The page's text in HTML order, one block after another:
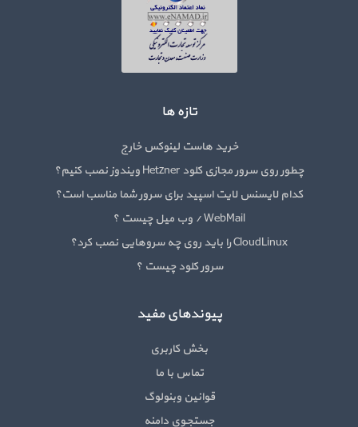
تازه ها
خرید هاست لینوکس خارج
چطور روی سرور مجازی کلود Hetzner ویندوز نصب کنیم؟
کدام لایسنس لایت اسپید برای سرور شما مناسب است؟
WebMail / وب میل چیست ؟
CloudLinux را باید روی چه سروهایی نصب کرد؟
سرور کلود چیست ؟
پیوندهای مفید
بخش کاربری
تماس با ما
قوانین وبنولوگ
جستجوی دامنه